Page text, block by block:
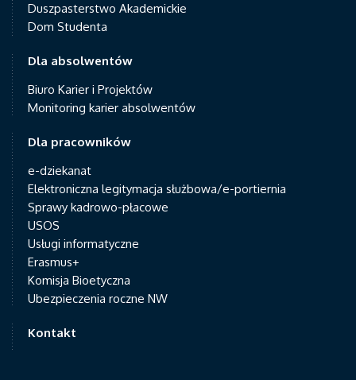
Duszpasterstwo Akademickie
Dom Studenta
Dla absolwentów
Biuro Karier i Projektów
Monitoring karier absolwentów
Dla pracowników
e-dziekanat
Elektroniczna legitymacja służbowa/e-portiernia
Sprawy kadrowo-płacowe
USOS
Usługi informatyczne
Erasmus+
Komisja Bioetyczna
Ubezpieczenia roczne NW
Kontakt